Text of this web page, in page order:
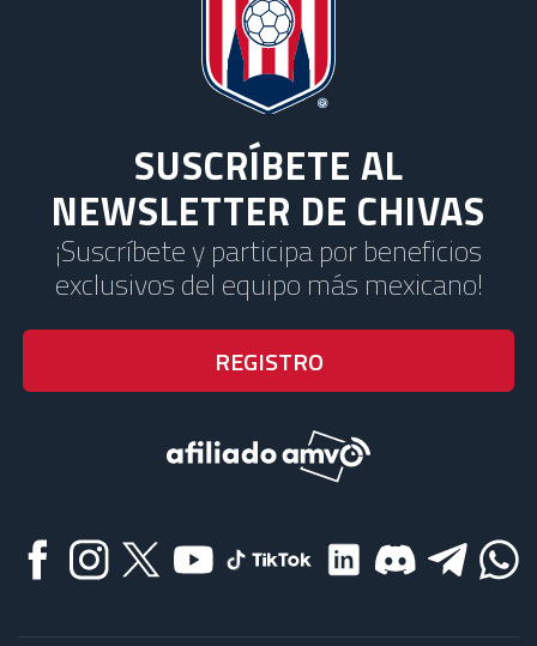
SUSCRÍBETE AL
NEWSLETTER DE CHIVAS
¡Suscríbete y participa por beneficios
exclusivos del equipo más mexicano!